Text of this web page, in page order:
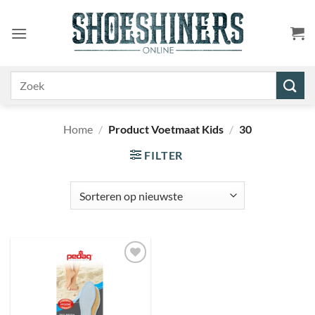
naar
inhoud
Home / Product Voetmaat Kids / 30
FILTER